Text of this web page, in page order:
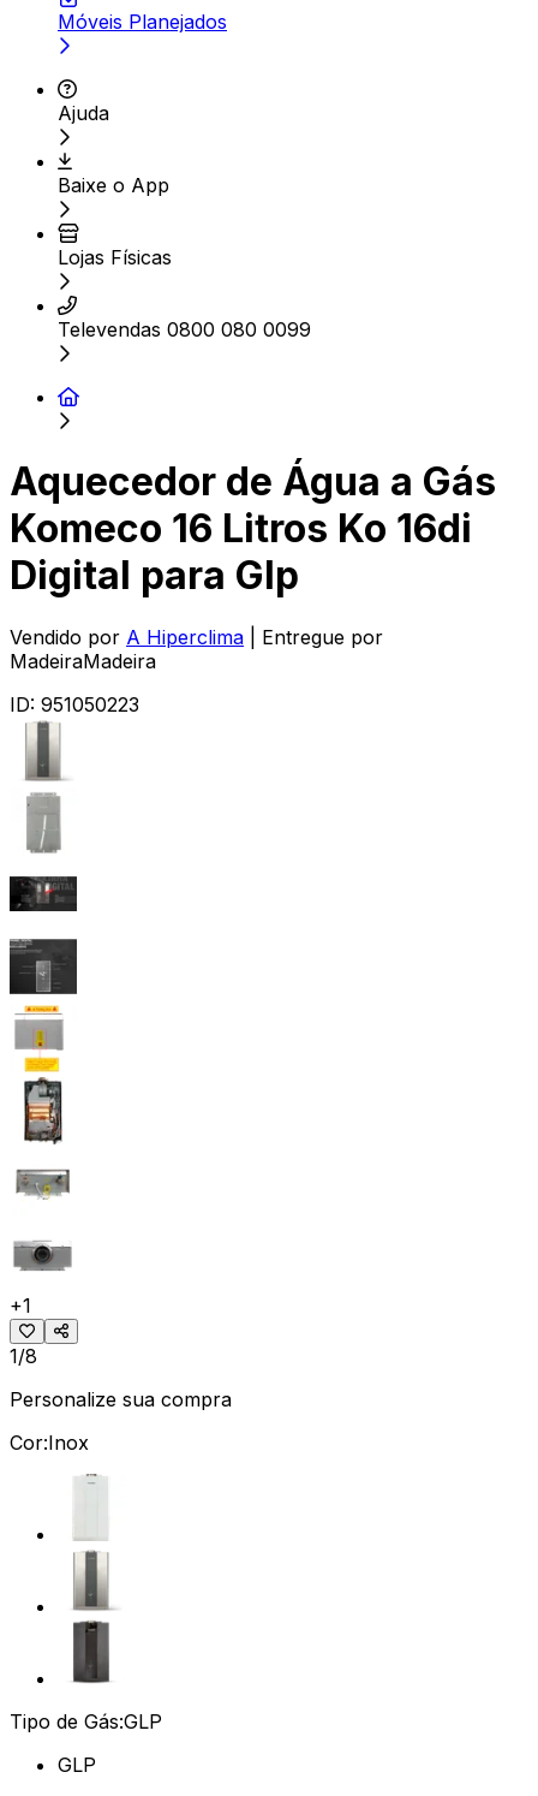
Móveis Planejados
Ajuda
Baixe o App
Lojas Físicas
Televendas 0800 080 0099
Aquecedor de Água a Gás
Komeco 16 Litros Ko 16di
Digital para Glp
Vendido por A Hiperclima
| Entregue por
MadeiraMadeira
ID: 951050223
+1
1/8
Personalize sua compra
Cor:Inox
Tipo de Gás:GLP
GLP